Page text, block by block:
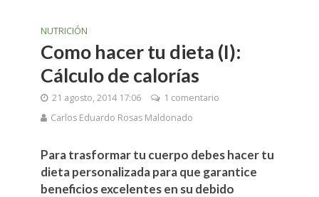
NUTRICIÓN
Como hacer tu dieta (I):
Cálculo de calorías
21 agosto, 2014 17:06
1 comentario
Carlos Eduardo Rosas Maldonado
Para trasformar tu cuerpo debes hacer tu
dieta personalizada para que garantice
beneficios excelentes en su debido